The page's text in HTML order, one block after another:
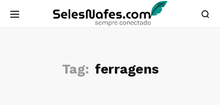
Tag: ferragens